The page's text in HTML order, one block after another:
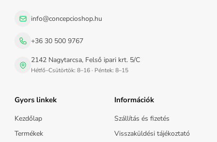
info@concepcioshop.hu
+36 30 500 9767
2142 Nagytarcsa, Felső ipari krt. 5/C
Hétfő–Csütörtök: 8–16 · Péntek: 8–15
Gyors linkek
Kezdőlap
Termékek
Információk
Szállítás és fizetés
Visszaküldési tájékoztató